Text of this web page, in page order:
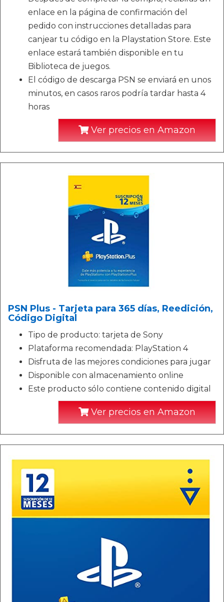
enlace en la página de confirmación del
pedido con instrucciones detalladas para
canjear tu código en la Playstation Store. Este
enlace estará también disponible en tu
Biblioteca de juegos.
El código de descarga PSN se enviará en unos
minutos, en casos raros podría tardar hasta 4
horas
Ver precios en Amazon
PSN Plus - Tarjeta para 365 días, Reedición,
Código Digital
Tipo de producto: tarjeta de Sony
Plataforma recomendada: PlayStation 4
Disfruta de las mejores condiciones para jugar
Disponible con almacenamiento online
Este producto sólo contiene contenido digital
Ver precios en Amazon